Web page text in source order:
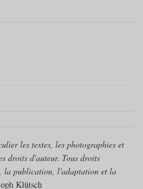
les textes, les photographies et
droits d'auteur. Tous droits
la publication, l'adaptation et la
Klütsch